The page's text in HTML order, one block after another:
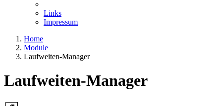
Links
Impressum
Home
Module
Laufweiten-Manager
Laufweiten-Manager